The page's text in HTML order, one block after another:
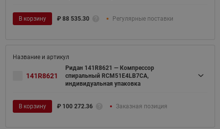
В корзину ₽ 88 535.30 Регулярные поставки
141R8621
Ридан 141R8621 — Компрессор
спиральный RCM51E4LB7CA,
индивидуальная упаковка
В корзину ₽ 100 272.36 Заказная позиция